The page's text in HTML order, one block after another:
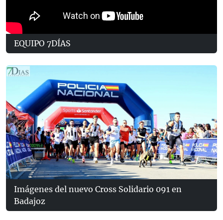
EQUIPO 7DÍAS
Imágenes del nuevo Cross Solidario 091 en
Badajoz